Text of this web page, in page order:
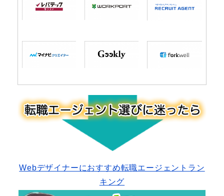
Webデザイナーにおすすめ転職エージェントラン
キング